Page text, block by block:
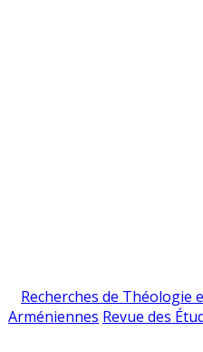
Recherches de Théologie
Arméniennes Revue des